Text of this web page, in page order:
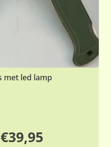
met led lamp
Oorspronkelijke
€39,95